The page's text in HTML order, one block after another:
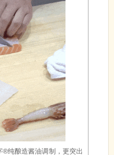
®纯酿造酱油调制，更突出